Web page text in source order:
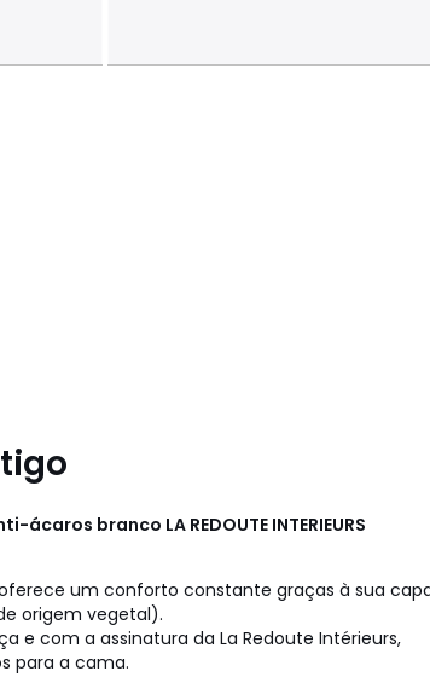
ácaros branco LA REDOUTE INTERIEURS
um conforto constante graças à sua
origem vegetal).
e com a assinatura da La Redoute Intérieurs,
para a cama.